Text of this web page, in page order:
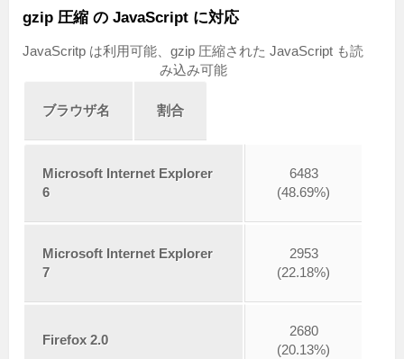
gzip 圧縮 の JavaScript に対応
JavaScritp は利用可能、gzip 圧縮された JavaScript も読
み込み可能
ブラウザ名 割合
Microsoft Internet Explorer
6
6483
(48.69%)
Microsoft Internet Explorer
7
2953
(22.18%)
Firefox 2.0
2680
(20.13%)